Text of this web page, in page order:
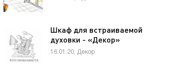
Шкаф для встраиваемой
духовки - «Декор»
16.01.20, Декор